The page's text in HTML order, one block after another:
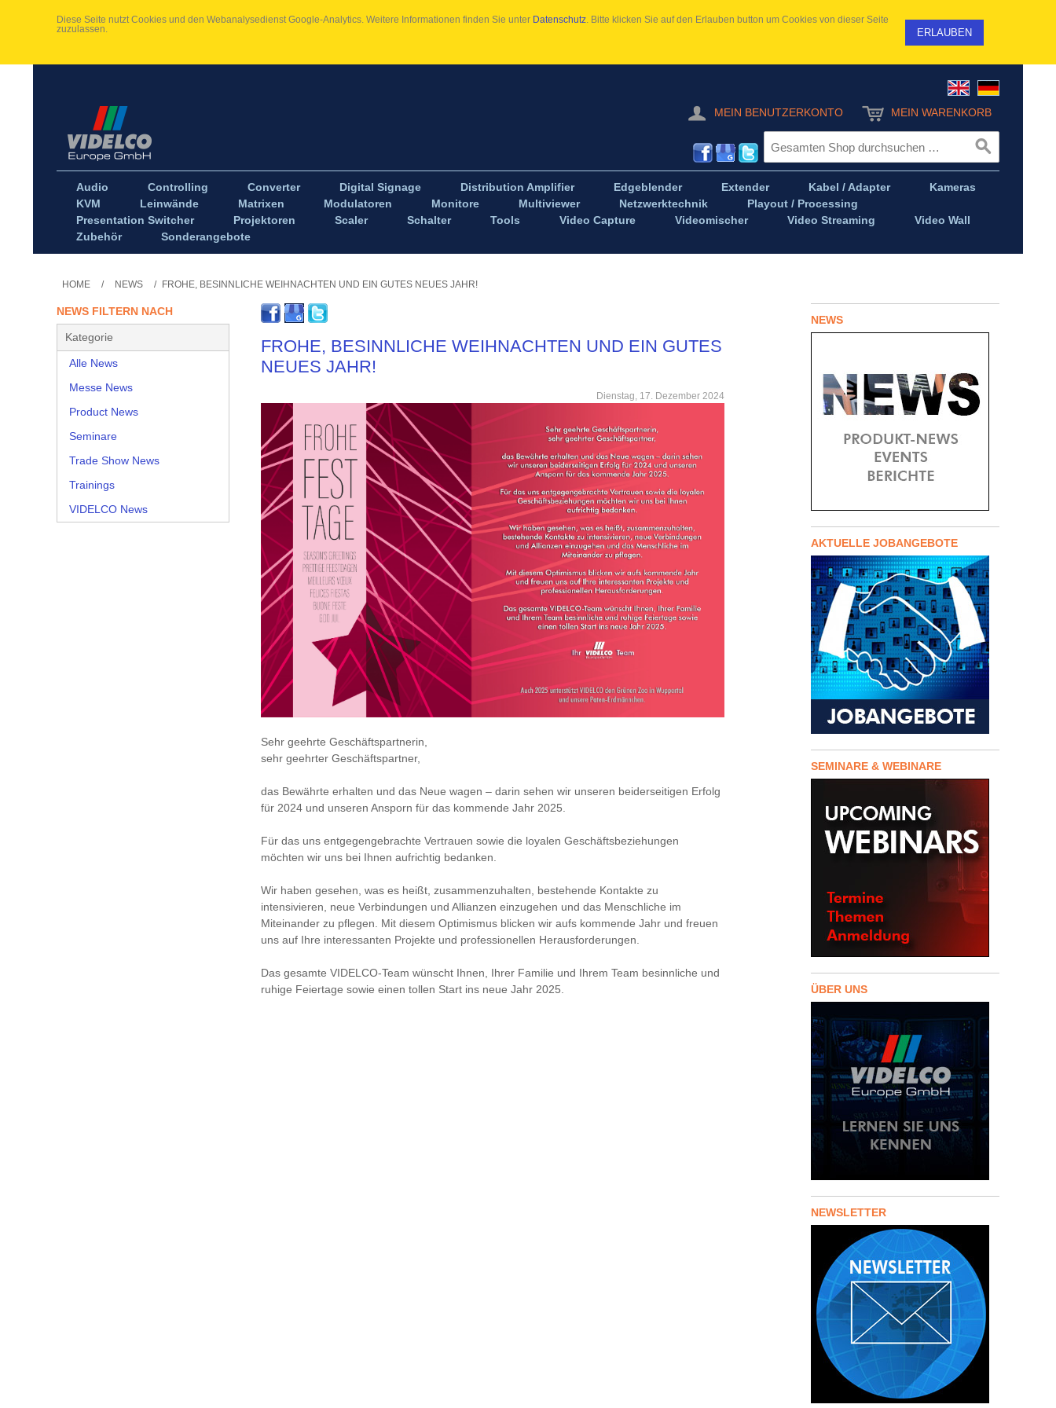
Diese Seite nutzt Cookies und den Webanalysedienst Google-Analytics. Weitere Informationen finden Sie unter Datenschutz . Bitte klicken Sie auf den Erlauben button um Cookies von dieser Seite
zuzulassen.
ERLAUBEN
MEIN BENUTZERKONTO MEIN WARENKORB
Audio Controlling Converter Digital Signage Distribution Amplifier Edgeblender Extender Kabel / Adapter
Kameras
KVM
Leinwände Matrixen Modulatoren Monitore Multiviewer Netzwerktechnik
Playout / Processing
Presentation Switcher
Projektoren Scaler Schalter Tools Video Capture Videomischer Video Streaming
Video Wall
Zubehör
Sonderangebote
HOME / NEWS / FROHE, BESINNLICHE WEIHNACHTEN UND EIN GUTES NEUES JAHR!
NEWS FILTERN NACH
Kategorie
Alle News
Messe News
Product News
Seminare
Trade Show News
Trainings
VIDELCO News
FROHE, BESINNLICHE WEIHNACHTEN UND EIN GUTES
NEUES JAHR!
Dienstag, 17. Dezember 2024
Sehr geehrte Geschäftspartnerin,
sehr geehrter Geschäftspartner,
das Bewährte erhalten und das Neue wagen – darin sehen wir unseren beiderseitigen Erfolg
für 2024 und unseren Ansporn für das kommende Jahr 2025.
Für das uns entgegengebrachte Vertrauen sowie die loyalen Geschäftsbeziehungen
möchten wir uns bei Ihnen aufrichtig bedanken.
Wir haben gesehen, was es heißt, zusammenzuhalten, bestehende Kontakte zu
intensivieren, neue Verbindungen und Allianzen einzugehen und das Menschliche im
Miteinander zu pflegen. Mit diesem Optimismus blicken wir aufs kommende Jahr und freuen
uns auf Ihre interessanten Projekte und professionellen Herausforderungen.
Das gesamte VIDELCO-Team wünscht Ihnen, Ihrer Familie und Ihrem Team besinnliche und
ruhige Feiertage sowie einen tollen Start ins neue Jahr 2025.
NEWS
AKTUELLE JOBANGEBOTE
SEMINARE & WEBINARE
ÜBER UNS
NEWSLETTER